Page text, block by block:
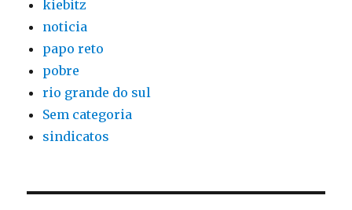
kiebitz
noticia
papo reto
pobre
rio grande do sul
Sem categoria
sindicatos